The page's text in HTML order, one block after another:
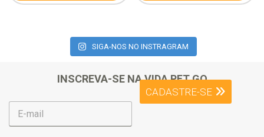
SIGA-NOS NO INSTRAGRAM
INSCREVA-SE NA VIDA PET GO
E
m
CADASTRE-SE